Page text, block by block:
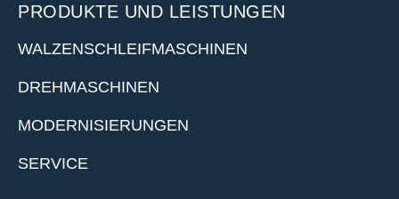
PRODUKTE UND LEISTUNGEN
WALZENSCHLEIFMASCHINEN
DREHMASCHINEN
MODERNISIERUNGEN
SERVICE